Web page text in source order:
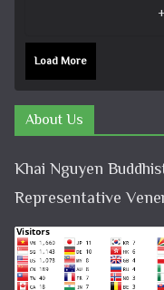
Load More
About Us
Khai Nguyen
Representative